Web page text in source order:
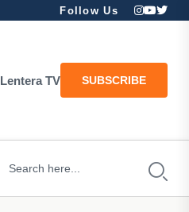
Follow Us
Lentera TV SUBSCRIBE